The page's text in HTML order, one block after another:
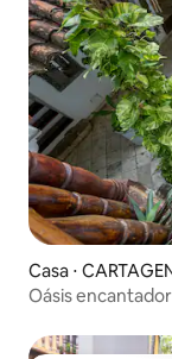
Casa ⋅
Oásis